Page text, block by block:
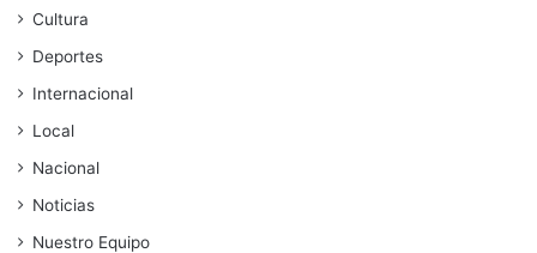
Cultura
Deportes
Internacional
Local
Nacional
Noticias
Nuestro Equipo